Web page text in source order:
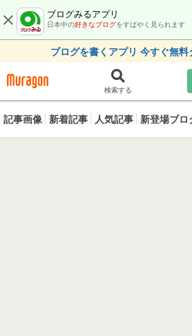
ブログみるアプリ
日本中の好きなブログをすばやく見られます
ブログを書くアプリ 今すぐ無料
検索する
記事画像 新着記事 人気記事 新登場ブロ